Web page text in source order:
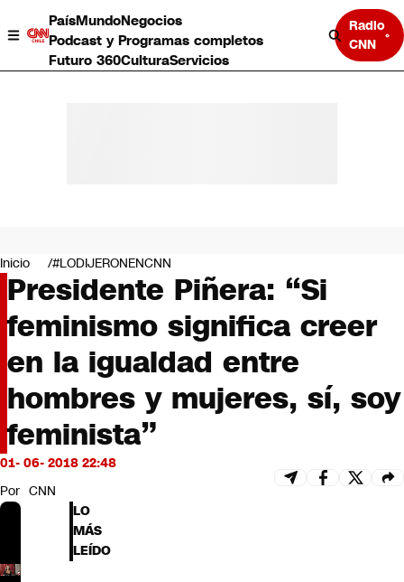
PaísMundoNegocios
Podcast y Programas completos
Futuro 360CulturaServicios
Radio
CNN
Negocios
Deportes
Programas completos
Cultura
Servicios
Bits
CNN tiempo
Futuro 360
Opinión
Inicio #LODIJERONENCNN
Presidente Piñera: “Si
feminismo significa creer
en la igualdad entre
hombres y mujeres, sí, soy
feminista”
01- 06- 2018 22:48
Por CNN
LO
MÁS
LEÍDO